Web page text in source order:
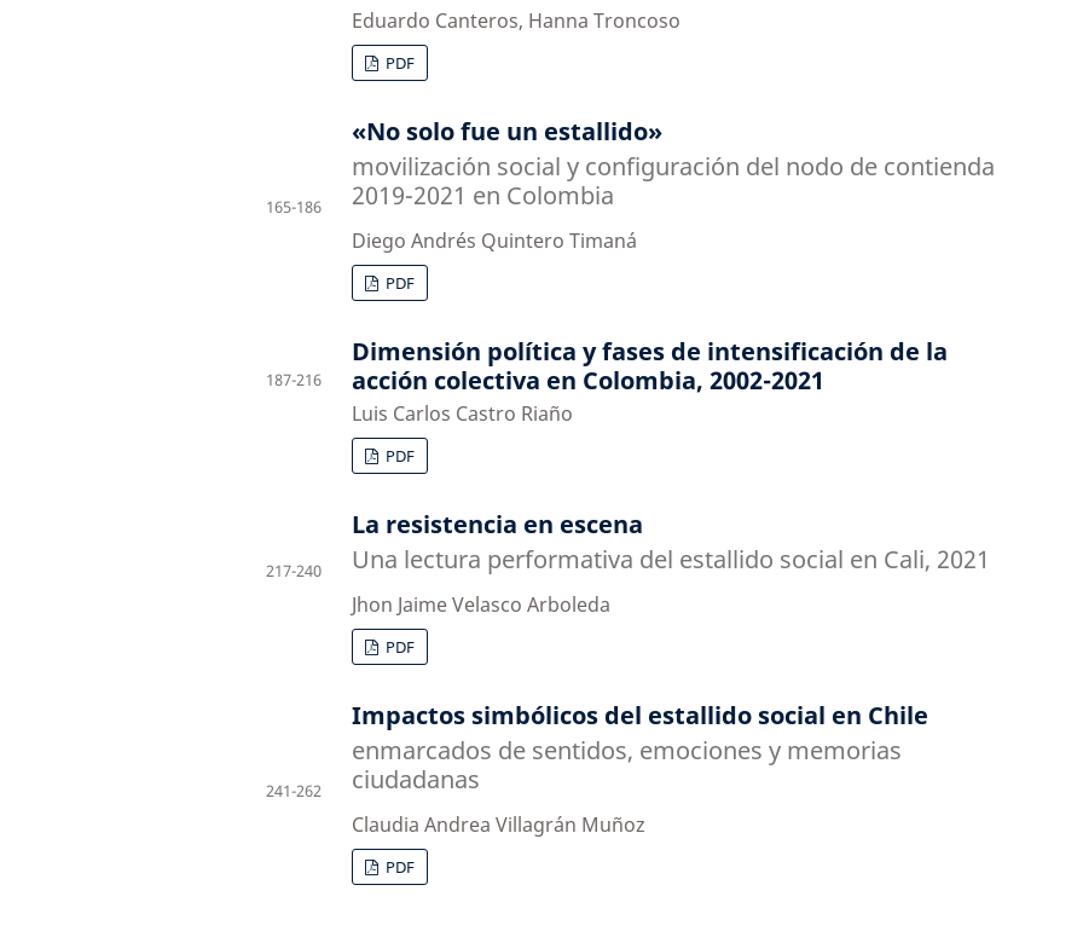
Eduardo Canteros, Hanna Troncoso
PDF
«No solo fue un estallido»
movilización social y configuración del nodo de contienda
2019-2021 en Colombia
Diego Andrés Quintero Timaná
165-186
PDF
Dimensión política y fases de intensificación de la
acción colectiva en Colombia, 2002-2021
Luis Carlos Castro Riaño
187-216
PDF
La resistencia en escena
Una lectura performativa del estallido social en Cali, 2021
Jhon Jaime Velasco Arboleda
217-240
PDF
Impactos simbólicos del estallido social en Chile
enmarcados de sentidos, emociones y memorias
ciudadanas
Claudia Andrea Villagrán Muñoz
241-262
PDF